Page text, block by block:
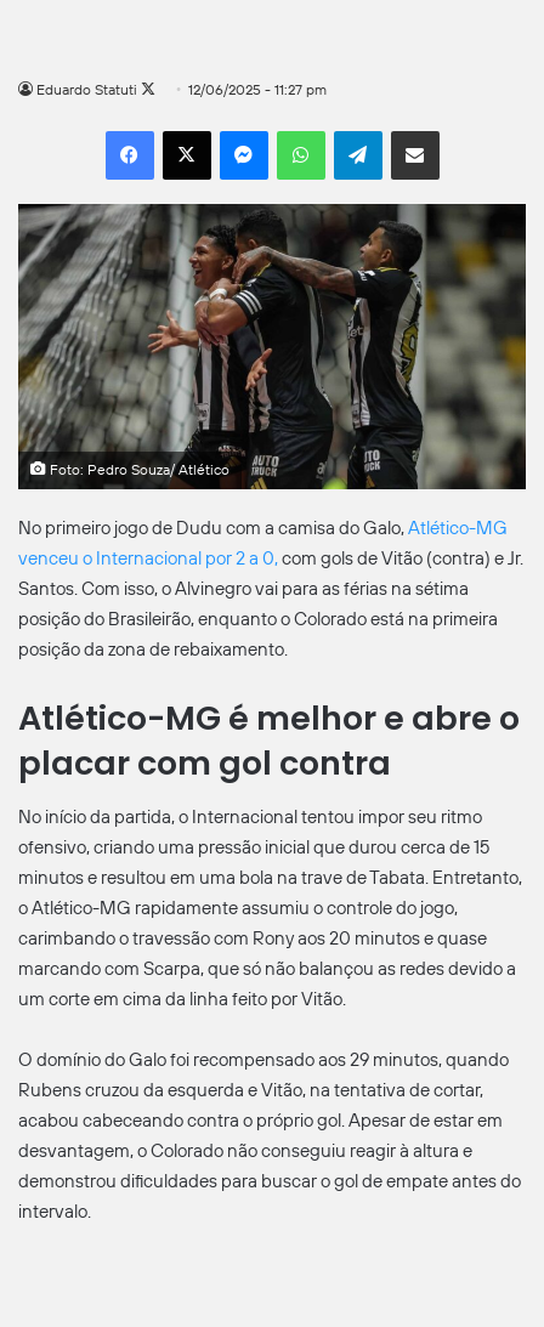
Eduardo Statuti
Follow12/06/2025 - 11:27 pm
Facebook
X MessengerWhatsAppTelegramCompartilhar por e-mail
Foto: Pedro Souza/ Atlético
No primeiro jogo de Dudu com a camisa do Galo,Atlético-MG
venceu o Internacional por 2 a 0,com gols de Vitão (contra) e Jr.
Santos. Com isso, o Alvinegro vai para as férias na sétima
posição do Brasileirão, enquanto o Colorado está na primeira
posição da zona de rebaixamento.
Atlético-MG é melhor e abre o
placar com gol contra
No início da partida, o Internacional tentou impor seu ritmo
ofensivo, criando uma pressão inicial que durou cerca de 15
minutos e resultou em uma bola na trave de Tabata. Entretanto,
o Atlético-MG rapidamente assumiu o controle do jogo,
carimbando o travessão com Rony aos 20 minutos e quase
marcando com Scarpa, que só não balançou as redes devido a
um corte em cima da linha feito por Vitão.
O domínio do Galo foi recompensado aos 29 minutos, quando
Rubens cruzou da esquerda e Vitão, na tentativa de cortar,
acabou cabeceando contra o próprio gol. Apesar de estar em
desvantagem, o Colorado não conseguiu reagir à altura e
demonstrou dificuldades para buscar o gol de empate antes do
intervalo.